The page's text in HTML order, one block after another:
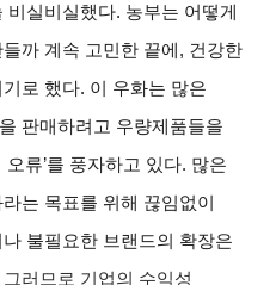
실비실했다. 농부는 어떻게
까 계속 고민한 끝에, 건강한
로 했다. 이 우화는 많은
판매하려고 우량제품들을
류’를 풍자하고 있다. 많은
는 목표를 위해 끊임없이
불필요한 브랜드의 확장은
러므로 기업의 수익성